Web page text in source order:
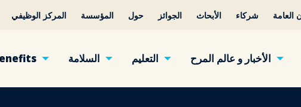
العامة شركاء الأبحاث الجوائز حول المؤسسة المركز الوظيفي
الأخبار و عالم المرح التعليم السلامة